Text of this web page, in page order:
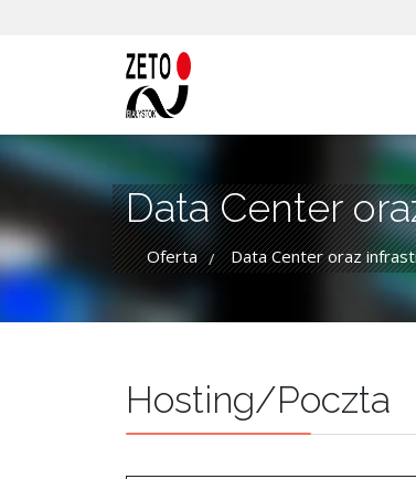
Data Center
Oferta / Data Center oraz
Hosting/Poczta